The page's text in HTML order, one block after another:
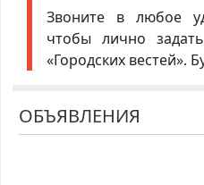
Звоните в любое
чтобы лично
«Городских
ОБЪЯВЛЕНИЯ